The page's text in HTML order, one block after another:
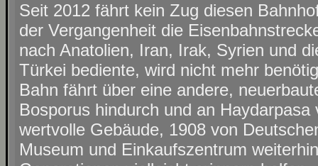
Seit 2012 fährt kein Zug diesen
der Vergangenheit die
nach Anatolien, Iran, Irak, Syrien und
Türkei bediente, wird nicht mehr
Bahn fährt über eine andere,
Bosporus hindurch und an
wertvolle Gebäude, 1908 von
Museum und Einkaufszentrum